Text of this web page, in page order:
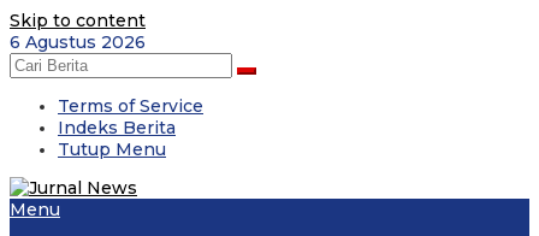
Skip to content
6 Agustus 2026
Terms of Service
Indeks Berita
Tutup Menu
Menu